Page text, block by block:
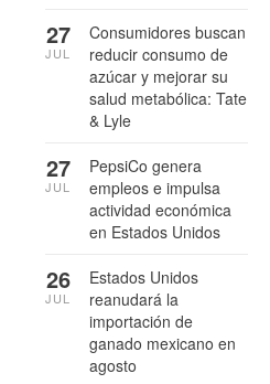
Consumidores buscan
reducir consumo de
azúcar y mejorar su
salud metabólica: Tate
& Lyle
27
JUL
PepsiCo genera
empleos e impulsa
actividad económica
en Estados Unidos
27
JUL
Estados Unidos
reanudará la
importación de
ganado mexicano en
agosto
26
JUL